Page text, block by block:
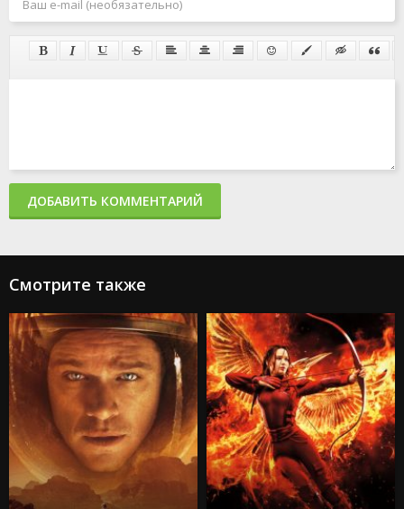
ДОБАВИТЬ КОММЕНТАРИЙ
Смотрите также